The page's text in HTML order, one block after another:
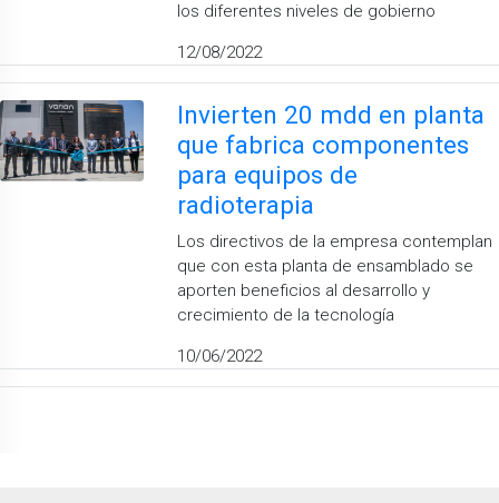
los diferentes niveles de gobierno
12/08/2022
Invierten 20 mdd en planta
que fabrica componentes
para equipos de
radioterapia
Los directivos de la empresa contemplan
que con esta planta de ensamblado se
aporten beneficios al desarrollo y
crecimiento de la tecnología
10/06/2022